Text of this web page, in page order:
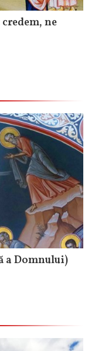
ne
a Domnului)